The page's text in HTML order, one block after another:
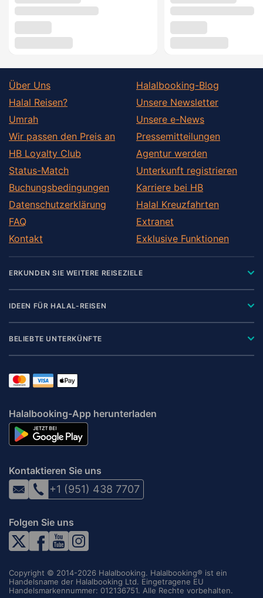
Über Uns
Halal Reisen?
Umrah
Wir passen den Preis an
HB Loyalty Club
Status-Match
Buchungsbedingungen
Datenschutzerklärung
FAQ
Kontakt
Halalbooking-Blog
Unsere Newsletter
Unsere e-News
Pressemitteilungen
Agentur werden
Unterkunft registrieren
Karriere bei HB
Halal Kreuzfahrten
Extranet
Exklusive Funktionen
ERKUNDEN SIE WEITERE REISEZIELE
IDEEN FÜR HALAL-REISEN
BELIEBTE UNTERKÜNFTE
Halalbooking-App herunterladen
Kontaktieren Sie uns
+1 (951) 438 7707
Folgen Sie uns
Copyright © 2014-2026 Halalbooking. Halalbooking® ist ein
Handelsname der Halalbooking Ltd. Eingetragene EU
Handelsmarkennummer: 012136751. Alle Rechte vorbehalten.